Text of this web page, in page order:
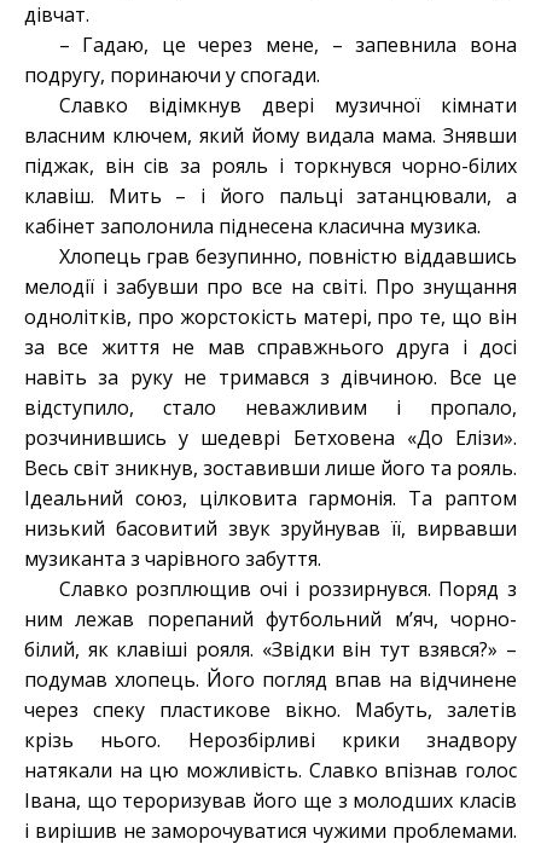
дівчат.
– Гадаю, це через мене, – запевнила вона
подругу, поринаючи у спогади.
Славко відімкнув двері музичної кімнати
власним ключем, який йому видала мама. Знявши
піджак, він сів за рояль і торкнувся чорно-білих
клавіш. Мить – і його пальці затанцювали, а
кабінет заполонила піднесена класична музика.
Хлопець грав безупинно, повністю віддавшись
мелодії і забувши про все на світі. Про знущання
однолітків, про жорстокість матері, про те, що він
за все життя не мав справжнього друга і досі
навіть за руку не тримався з дівчиною. Все це
відступило, стало неважливим і пропало,
розчинившись у шедеврі Бетховена «До Елізи».
Весь світ зникнув, зоставивши лише його та рояль.
Ідеальний союз, цілковита гармонія. Та раптом
низький басовитий звук зруйнував її, вирвавши
музиканта з чарівного забуття.
Славко розплющив очі і роззирнувся. Поряд з
ним лежав порепаний футбольний м’яч, чорно-
білий, як клавіші рояля. «Звідки він тут взявся?» –
подумав хлопець. Його погляд впав на відчинене
через спеку пластикове вікно. Мабуть, залетів
крізь нього. Нерозбірливі крики знадвору
натякали на цю можливість. Славко впізнав голос
Івана, що тероризував його ще з молодших класів
і вирішив не заморочуватися чужими проблемами.